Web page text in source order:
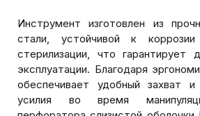
Инструмент изготовлен из
стали, устойчивой к
стерилизации, что гарантирует
эксплуатации. Благодаря
обеспечивает удобный захват
усилия во время